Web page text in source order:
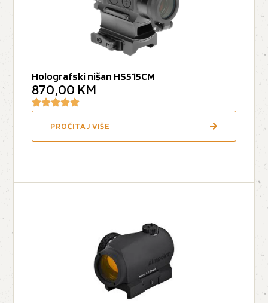
Holografski nišan HS515CM
870,00 KM
PROČITAJ VIŠE